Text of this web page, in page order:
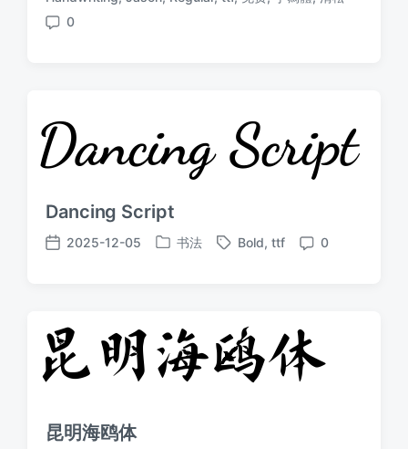
日
期
于
签
评
0
Dancing Script
发
2025-12-05
发
书法
标
Bold, ttf
评
0
昆明海鸥体